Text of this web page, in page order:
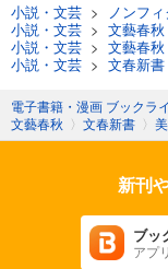
小説・文芸 > ノンフ
小説・文芸 > 文藝春秋
小説・文芸 > 文藝春秋
小説・文芸 > 文春新書
電子書籍・漫画 ブックラ
文藝春秋 〉 文春新書 〉
新刊
ブッ
アプ